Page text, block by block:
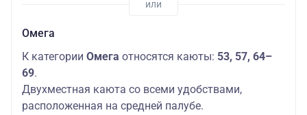
Омега
К категории Омега относятся каюты: 53, 57, 64–
69.
Двухместная каюта со всеми удобствами,
расположенная на средней палубе.